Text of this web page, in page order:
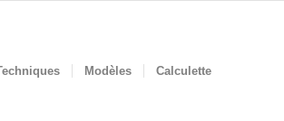
Modèles Calculette